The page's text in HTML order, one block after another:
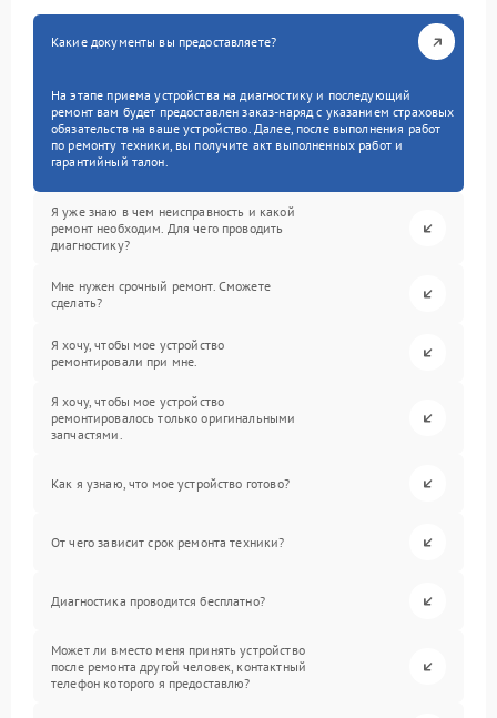
Какие документы вы предоставляете?
На этапе приема устройства на диагностику и последующий
ремонт вам будет предоставлен заказ-наряд с указанием страховых
обязательств на ваше устройство. Далее, после выполнения работ
по ремонту техники, вы получите акт выполненных работ и
гарантийный талон.
Я уже знаю в чем неисправность и какой
ремонт необходим. Для чего проводить
диагностику?
Мне нужен срочный ремонт. Сможете
сделать?
Я хочу, чтобы мое устройство
ремонтировали при мне.
Я хочу, чтобы мое устройство
ремонтировалось только оригинальными
запчастями.
Как я узнаю, что мое устройство готово?
От чего зависит срок ремонта техники?
Диагностика проводится бесплатно?
Может ли вместо меня принять устройство
после ремонта другой человек, контактный
телефон которого я предоставлю?